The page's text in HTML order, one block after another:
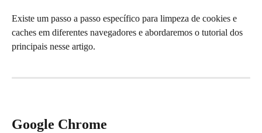
Existe um passo a passo específico para limpeza de cookies e
caches em diferentes navegadores e abordaremos o tutorial dos
principais nesse artigo.
Google Chrome